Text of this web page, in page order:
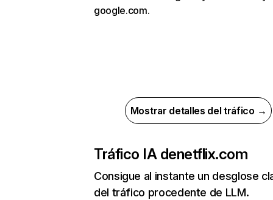
google.com.
Mostrar detalles del tráfico →
Tráfico IA denetflix.com
Consigue al instante un desglose
del tráfico procedente de LLM.